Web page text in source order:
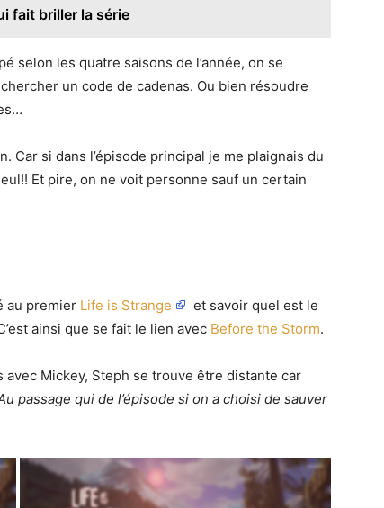
fait briller la série
selon les quatre saisons de l’année, on se
un code de cadenas. Ou bien résoudre
Car si dans l’épisode principal je me plaignais du
Et pire, on ne voit personne sauf un certain
au premier Life is Strange
et savoir quel est le
ainsi que se fait le lien avec Before the Storm.
avec Mickey, Steph se trouve être distante car
passage qui de l’épisode si on a choisi de sauver